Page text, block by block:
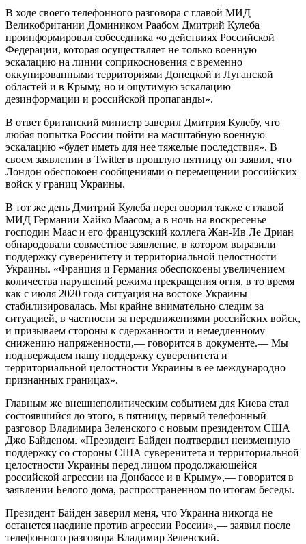
В ходе своего телефонного разговора с главой МИД
Великобритании Домиником Раабом Дмитрий Кулеба
проинформировал собеседника «о действиях Российской
Федерации, которая осуществляет не только военную
эскалацию на линии соприкосновения с временно
оккупированными территориями Донецкой и Луганской
областей и в Крыму, но и ощутимую эскалацию
дезинформации и российской пропаганды».
В ответ британский министр заверил Дмитрия Кулебу, что
любая попытка России пойти на масштабную военную
эскалацию «будет иметь для нее тяжелые последствия». В
своем заявлении в Twitter в прошлую пятницу он заявил, что
Лондон обеспокоен сообщениями о перемещении российских
войск у границ Украины.
В тот же день Дмитрий Кулеба переговорил также с главой
МИД Германии Хайко Маасом, а в ночь на воскресенье
господин Маас и его французский коллега Жан-Ив Ле Дриан
обнародовали совместное заявление, в котором выразили
поддержку суверенитету и территориальной целостности
Украины. «Франция и Германия обеспокоены увеличением
количества нарушений режима прекращения огня, в то время
как с июля 2020 года ситуация на востоке Украины
стабилизировалась. Мы крайне внимательно следим за
ситуацией, в частности за передвижениями российских войск,
и призываем стороны к сдержанности и немедленному
снижению напряженности,— говорится в документе.— Мы
подтверждаем нашу поддержку суверенитета и
территориальной целостности Украины в ее международно
признанных границах».
Главным же внешнеполитическим событием для Киева стал
состоявшийся до этого, в пятницу, первый телефонный
разговор Владимира Зеленского с новым президентом США
Джо Байденом. «Президент Байден подтвердил неизменную
поддержку со стороны США суверенитета и территориальной
целостности Украины перед лицом продолжающейся
российской агрессии на Донбассе и в Крыму»,— говорится в
заявлении Белого дома, распространенном по итогам беседы.
Президент Байден заверил меня, что Украина никогда не
останется наедине против агрессии России»,— заявил после
телефонного разговора Владимир Зеленский.